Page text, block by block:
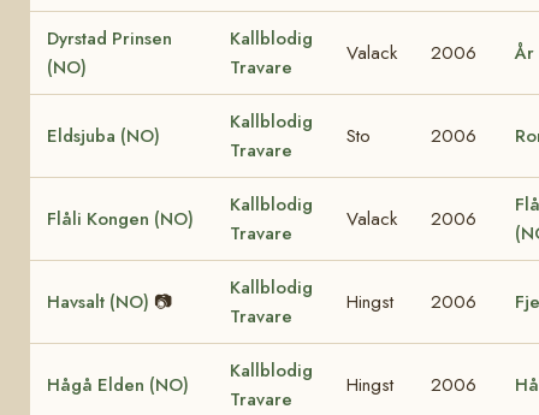
Dyrstad Prinsen
(NO)
Kallblodig
Travare
Valack 2006 År
Eldsjuba (NO)
Kallblodig
Travare
Sto 2006
Flåli Kongen (NO)
Kallblodig
Travare
Valack 2006
Havsalt (NO) 📷
Kallblodig
Travare
Hingst 2006
Hågå Elden (NO)
Kallblodig
Travare
Hingst 2006